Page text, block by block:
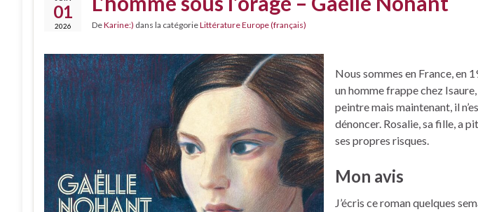
01
2026 DeKarine:) dans la catégorieLittérature Europe (français)
Nous sommes en France, en
un homme frappe chez
peintre mais maintenant, il
dénoncer. Rosalie, sa fille, a
ses propres risques.
Mon avis
J’écris ce roman quelques